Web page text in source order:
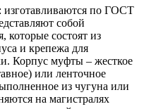
по ГОСТ
собой
которые состоят из
и крепежа для
Корпус муфты – жесткое
или ленточное
из чугуна или
на магистралях